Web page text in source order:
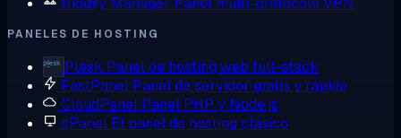
PANELES DE HOSTING
Plesk Panel de hosting web full-stack
FastPanel Panel de servidor gratis y rápido
CloudPanel Panel PHP y Node.js
cPanel El panel de hosting clásico